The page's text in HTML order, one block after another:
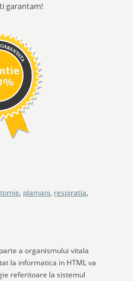
garantam!
, plamani, respiratia,
a organismului vitala
la informatica in HTML va
referitoare la sistemul